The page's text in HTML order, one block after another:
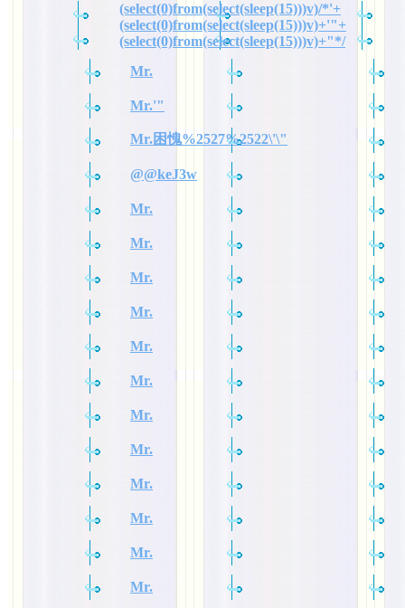
(select(0)from(select(sleep(15)))v)/*'+
(select(0)from(select(sleep(15)))v)+'"+
(select(0)from(select(sleep(15)))v)+"*/
Mr.
Mr.'"
Mr.困愧%2527%2522\'\"
@@keJ3w
Mr.
Mr.
Mr.
Mr.
Mr.
Mr.
Mr.
Mr.
Mr.
Mr.
Mr.
Mr.